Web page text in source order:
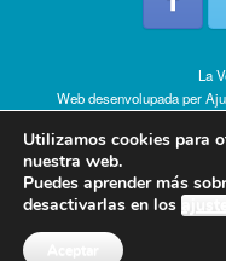
La
Web desenvolupada per
Utilizamos cookies para
nuestra web.
Puedes aprender más
desactivarlas en los